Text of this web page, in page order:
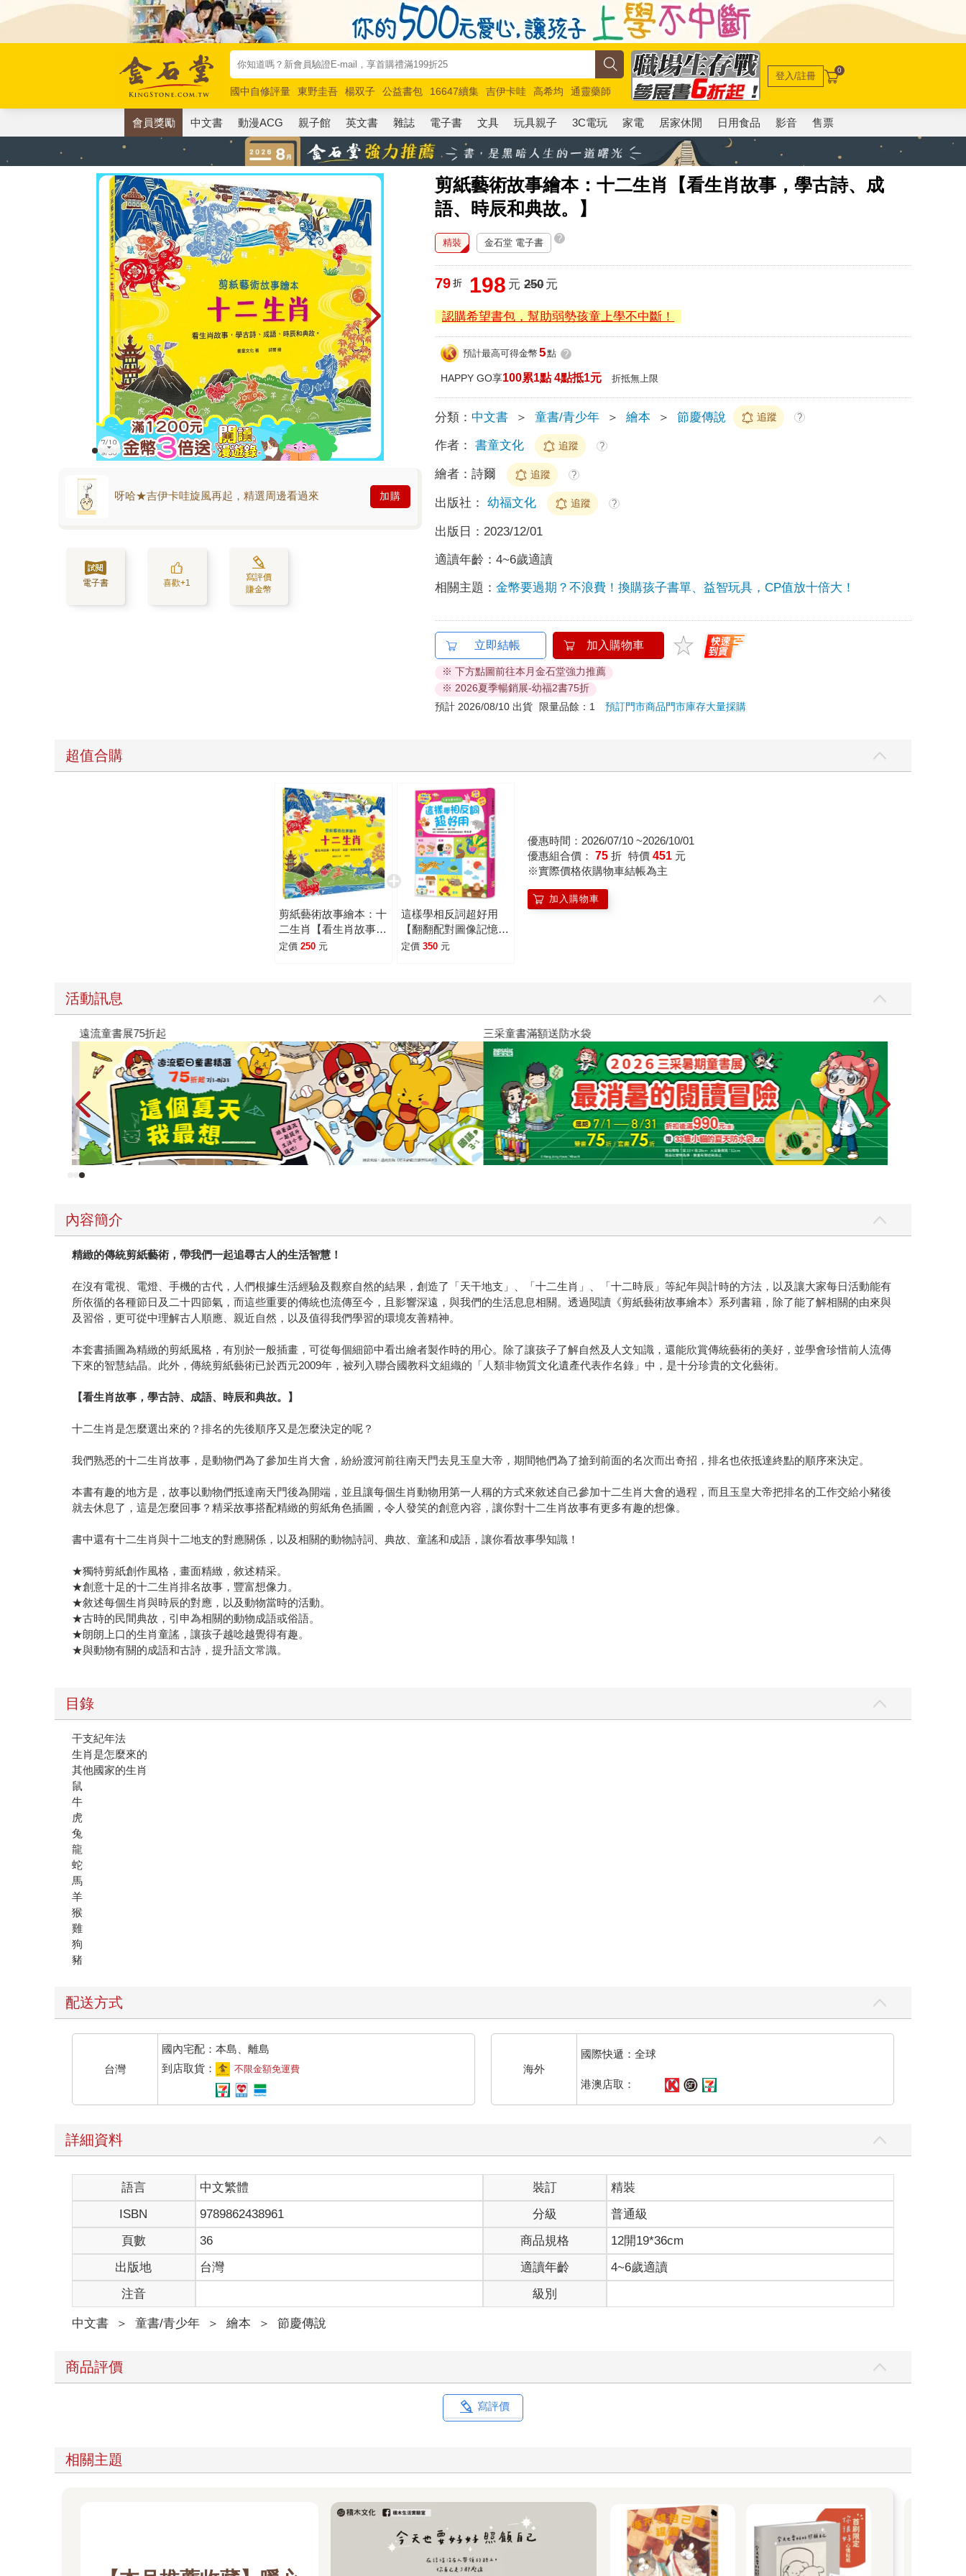
國中自修評量 東野圭吾 楊双子 公益書包 16647續集 吉伊卡哇 高希均
通靈藥師
唯紅花綻放
奧德賽 路邊攤新作 馬斯克 玩具總動員5 超慢跑
登入/註冊 0
會員獎勵 中文書 動漫ACG 親子館 英文書 雜誌 電子書 文具 玩具親子 3C電玩 家電 居家休閒 日用食品 影音 售票
剪紙藝術故事繪本：十二生肖【看生肖故事，學古詩、成
語、時辰和典故。】
呀哈★吉伊卡哇旋風再起，精選周邊看過來 加購
電子書 喜歡+1
寫評價
賺金幣
精裝 金石堂 電子書 ?
79 折 198 元 250元
認購希望書包，幫助弱勢孩童上學不中斷！
預計最高可得金幣 5點 ?
HAPPY GO享100累1點 4點抵1元 折抵無上限
分類： 中文書 ＞ 童書/青少年 ＞ 繪本 ＞ 節慶傳說 追蹤 ?
作者： 書童文化 追蹤 ?
繪者：詩爾 追蹤 ?
出版社： 幼福文化 追蹤 ?
出版日： 2023/12/01
適讀年齡：4~6歲適讀
相關主題：金幣要過期？不浪費！換購孩子書單、益智玩具，CP值放十倍大！
立即結帳 加入購物車
※ 下方點圖前往本月金石堂強力推薦
※ 2026夏季暢銷展-幼福2書75折
預計 2026/08/10 出貨
限量品餘：1預訂門市商品門市庫存大量採購
超值合購
剪紙藝術故事繪本：十
二生肖【看生肖故事，
學古詩、成語、時辰和
定價 250 元
這樣學相反詞超好用
【翻翻配對圖像記憶，
輕鬆學會200個語詞用
定價 350 元
優惠時間：2026/07/10 ~2026/10/01
優惠組合價： 75 折 特價 451 元
※實際價格依購物車結帳為主
加入購物車
活動訊息
遠流童書展75折起 三采童書滿額送防水袋
內容簡介
精緻的傳統剪紙藝術，帶我們一起追尋古人的生活智慧！
在沒有電視、電燈、手機的古代，人們根據生活經驗及觀察自然的結果，創造了「天干地支」、「十二生肖」、「十二時辰」等紀年與計時的方法，以及讓大家每日活動能有
所依循的各種節日及二十四節氣，而這些重要的傳統也流傳至今，且影響深遠，與我們的生活息息相關。透過閱讀《剪紙藝術故事繪本》系列書籍，除了能了解相關的由來與
及習俗，更可從中理解古人順應、親近自然，以及值得我們學習的環境友善精神。
本套書插圖為精緻的剪紙風格，有別於一般插畫，可從每個細節中看出繪者製作時的用心。除了讓孩子了解自然及人文知識，還能欣賞傳統藝術的美好，並學會珍惜前人流傳
下來的智慧結晶。此外，傳統剪紙藝術已於西元2009年，被列入聯合國教科文組織的「人類非物質文化遺產代表作名錄」中，是十分珍貴的文化藝術。
【看生肖故事，學古詩、成語、時辰和典故。】
十二生肖是怎麼選出來的？排名的先後順序又是怎麼決定的呢？
我們熟悉的十二生肖故事，是動物們為了參加生肖大會，紛紛渡河前往南天門去見玉皇大帝，期間牠們為了搶到前面的名次而出奇招，排名也依抵達終點的順序來決定。
本書有趣的地方是，故事以動物們抵達南天門後為開端，並且讓每個生肖動物用第一人稱的方式來敘述自己參加十二生肖大會的過程，而且玉皇大帝把排名的工作交給小豬後
就去休息了，這是怎麼回事？精采故事搭配精緻的剪紙角色插圖，令人發笑的創意內容，讓你對十二生肖故事有更多有趣的想像。
書中還有十二生肖與十二地支的對應關係，以及相關的動物詩詞、典故、童謠和成語，讓你看故事學知識！
★獨特剪紙創作風格，畫面精緻，敘述精采。
★創意十足的十二生肖排名故事，豐富想像力。
★敘述每個生肖與時辰的對應，以及動物當時的活動。
★古時的民間典故，引申為相關的動物成語或俗語。
★朗朗上口的生肖童謠，讓孩子越唸越覺得有趣。
★與動物有關的成語和古詩，提升語文常識。
目錄
干支紀年法
生肖是怎麼來的
其他國家的生肖
鼠
牛
虎
兔
龍
蛇
馬
羊
猴
雞
狗
豬
配送方式
台灣
國內宅配：本島、離島
到店取貨：
不限金額免運費 海外
國際快遞：全球
港澳店取：
詳細資料
語言 中文繁體 裝訂
精裝
ISBN
9789862438961 分級
普通級
頁數
36 商品規格
12開19*36cm
出版地
台灣 適讀年齡
4~6歲適讀
注音
級別
中文書 ＞ 童書/青少年 ＞ 繪本 ＞ 節慶傳說
商品評價
寫評價
相關主題